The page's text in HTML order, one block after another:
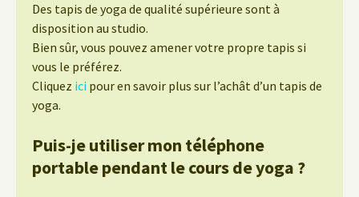
Des tapis de yoga de qualité supérieure sont à
disposition au studio.
Bien sûr, vous pouvez amener votre propre tapis si
vous le préférez.
Cliquez ici pour en savoir plus sur l’achât d’un tapis de
yoga.
Puis-je utiliser mon téléphone
portable pendant le cours de yoga ?